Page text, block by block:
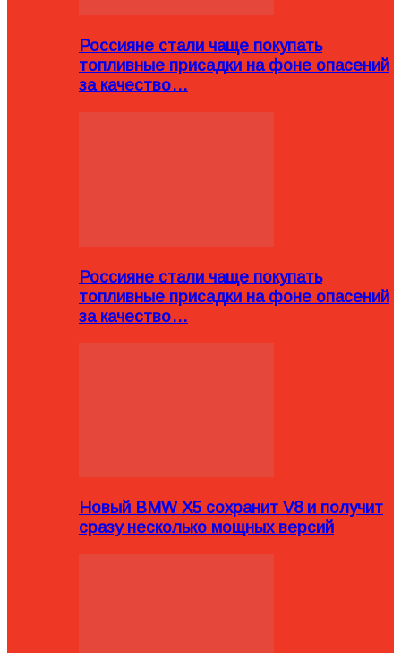
Россияне стали чаще покупать
топливные присадки на фоне опасений
за качество…
Россияне стали чаще покупать
топливные присадки на фоне опасений
за качество…
Новый BMW X5 сохранит V8 и получит
сразу несколько мощных версий